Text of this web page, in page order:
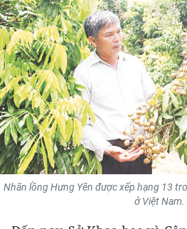
Y TẾ
KHOA HỌC - CÔNG NGHỆ
MÔI TRƯỜNG
BẠN ĐỌC
KIỂM CHỨNG THÔNG TIN
TRI THỨC CHUYÊN SÂU
Nhãn lồng Hưng Yên được xếp hạng 13
ở Việt Nam.